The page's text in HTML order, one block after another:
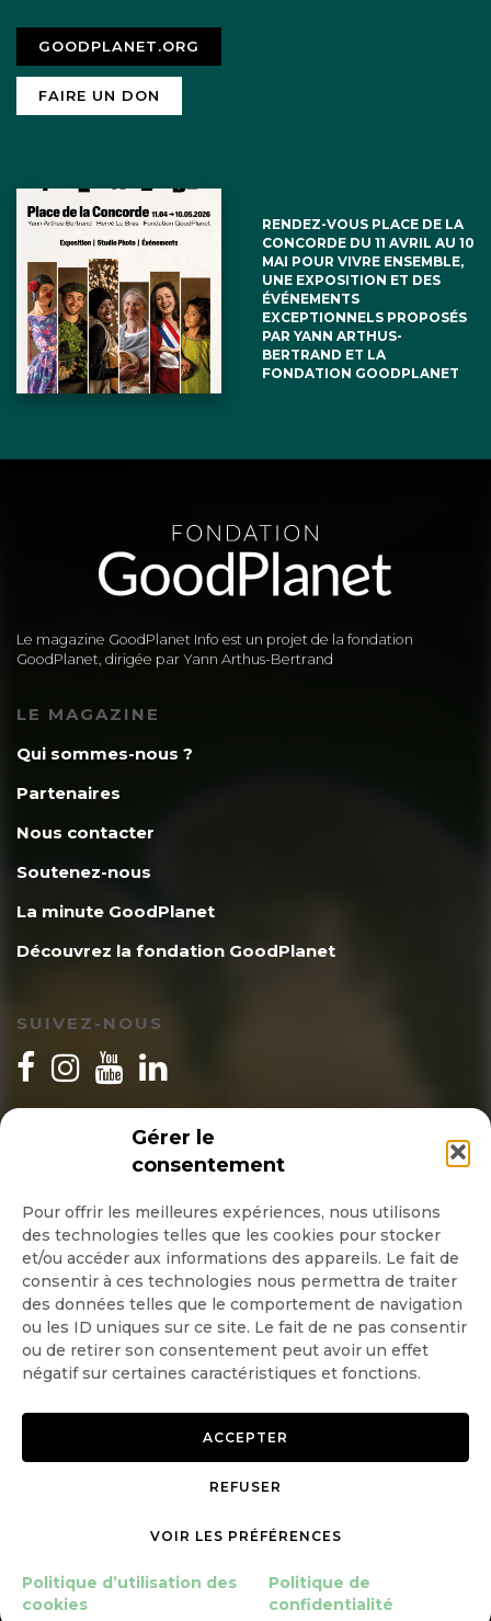
Gérer le
consentement
Pour offrir les meilleures expériences, nous utilisons
des technologies telles que les cookies pour stocker
et/ou accéder aux informations des appareils. Le fait de
consentir à ces technologies nous permettra de traiter
des données telles que le comportement de navigation
ou les ID uniques sur ce site. Le fait de ne pas consentir
ou de retirer son consentement peut avoir un effet
négatif sur certaines caractéristiques et fonctions.
ACCEPTER
REFUSER
VOIR LES PRÉFÉRENCES
Politique d’utilisation des
cookies
Politique de
confidentialité
GOODPLANET.ORG
FAIRE UN DON
RENDEZ-VOUS PLACE DE LA
CONCORDE DU 11 AVRIL AU 10
MAI POUR VIVRE ENSEMBLE,
UNE EXPOSITION ET DES
ÉVÉNEMENTS
EXCEPTIONNELS PROPOSÉS
PAR YANN ARTHUS-
BERTRAND ET LA
FONDATION GOODPLANET
Le magazine GoodPlanet Info est un projet de la fondation
GoodPlanet, dirigée par Yann Arthus-Bertrand
LE MAGAZINE
Qui sommes-nous ?
Partenaires
Nous contacter
Soutenez-nous
La minute GoodPlanet
Découvrez la fondation GoodPlanet
SUIVEZ-NOUS
INSCRIPTION NEWSLETTER
Quotidienne
Hebdo
OK
Politique de confidentialité
Gérer le consentement